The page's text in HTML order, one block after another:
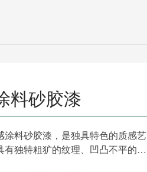
料砂胶漆
涂料砂胶漆，是独具特色的质感艺
有独特粗犷的纹理、凹凸不平的质